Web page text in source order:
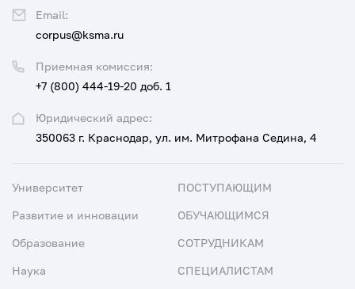
Юридический адрес:
350063 г. Краснодар, ул. им. Митрофана Седина, 4
Приемная комиссия:
+7 (800) 444-19-20 доб. 1
Email:
corpus@ksma.ru
Университет
Развитие и инновации
Образование
Наука
ПОСТУПАЮЩИМ
ОБУЧАЮЩИМСЯ
СОТРУДНИКАМ
СПЕЦИАЛИСТАМ